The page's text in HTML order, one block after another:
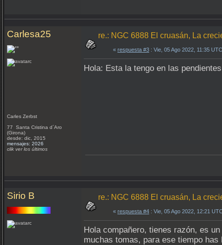
Carlesa25
Carles Zerbst
77 Santa Cristina d´Aro
(Girona)
desde: dic, 2015
mensajes: 2026
clik ver los últimos
re.: NGC 6888 El cruasán, La
« respuesta #3 : Vie, 05 Ago 2022, 11:35
Hola: Esta la tengo en las
Sirio B re.: NGC 6888 El cruasán, La
« respuesta #4 : Vie, 05 Ago 2022, 12:21
Hola compañero, tienes razón, es
muchas tomas, para ese tiempo has